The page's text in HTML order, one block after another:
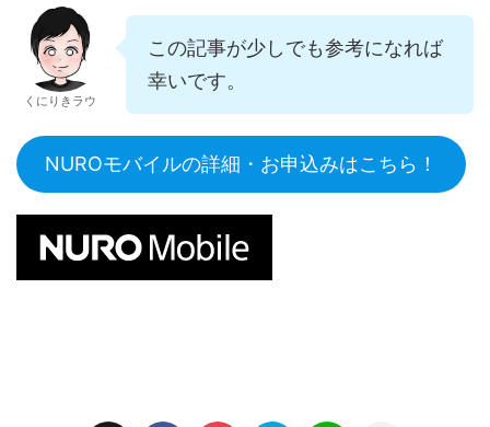
くにりきラウ
この記事が少しでも参考になれば
幸いです。
NUROモバイルの詳細・お申込みはこちら！